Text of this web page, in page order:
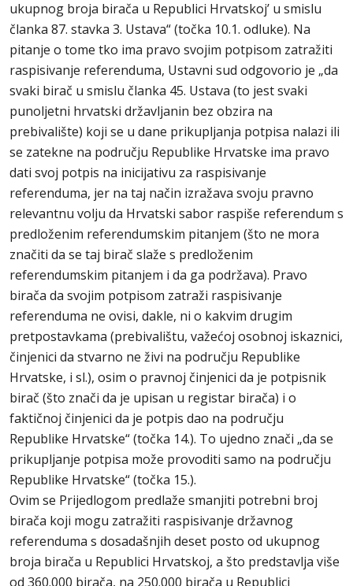
ukupnog broja birača u Republici Hrvatskoj’ u smislu
članka 87. stavka 3. Ustava“ (točka 10.1. odluke). Na
pitanje o tome tko ima pravo svojim potpisom zatražiti
raspisivanje referenduma, Ustavni sud odgovorio je „da
svaki birač u smislu članka 45. Ustava (to jest svaki
punoljetni hrvatski državljanin bez obzira na
prebivalište) koji se u dane prikupljanja potpisa nalazi ili
se zatekne na području Republike Hrvatske ima pravo
dati svoj potpis na inicijativu za raspisivanje
referenduma, jer na taj način izražava svoju pravno
relevantnu volju da Hrvatski sabor raspiše referendum s
predloženim referendumskim pitanjem (što ne mora
značiti da se taj birač slaže s predloženim
referendumskim pitanjem i da ga podržava). Pravo
birača da svojim potpisom zatraži raspisivanje
referenduma ne ovisi, dakle, ni o kakvim drugim
pretpostavkama (prebivalištu, važećoj osobnoj iskaznici,
činjenici da stvarno ne živi na području Republike
Hrvatske, i sl.), osim o pravnoj činjenici da je potpisnik
birač (što znači da je upisan u registar birača) i o
faktičnoj činjenici da je potpis dao na području
Republike Hrvatske“ (točka 14.). To ujedno znači „da se
prikupljanje potpisa može provoditi samo na području
Republike Hrvatske“ (točka 15.).
Ovim se Prijedlogom predlaže smanjiti potrebni broj
birača koji mogu zatražiti raspisivanje državnog
referenduma s dosadašnjih deset posto od ukupnog
broja birača u Republici Hrvatskoj, a što predstavlja više
od 360.000 birača, na 250.000 birača u Republici